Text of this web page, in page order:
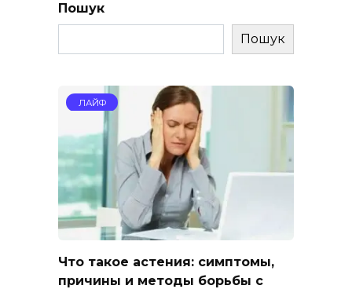
Пошук
Пошук
ЛАЙФ
Что такое астения: симптомы,
причины и методы борьбы с